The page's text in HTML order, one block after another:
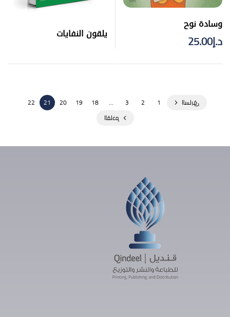
وسادة نوح
د.إ25.00 يلقون النفايات
السابق 1
2
3
…
18
19
20
21
22
القادم